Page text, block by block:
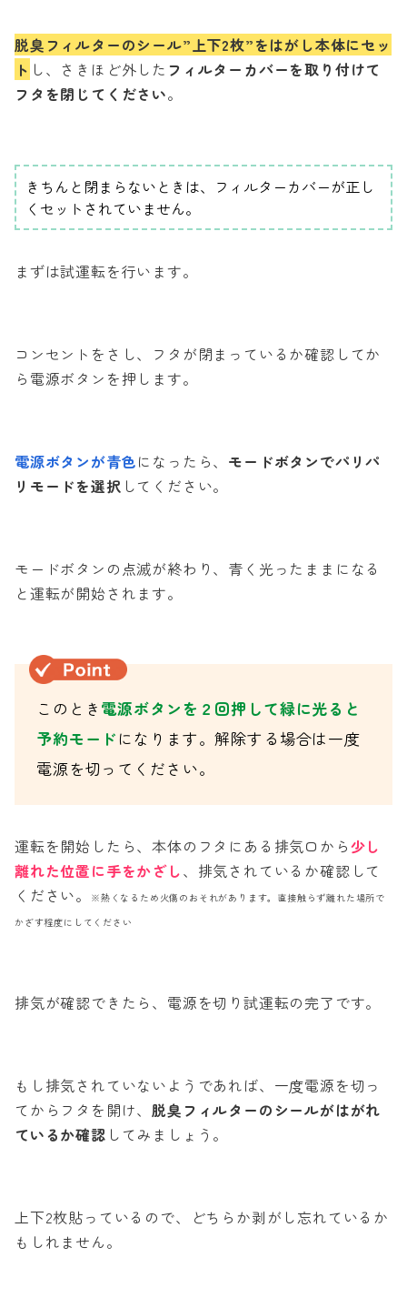
脱臭フィルターのシール”上下2枚”をはがし本体にセッ
ト し、さきほど外した フィルターカバーを取り付けて
フタを閉じてください。
きちんと閉まらないときは、フィルターカバーが正し
くセットされていません。
まずは試運転を行います。
コンセントをさし、フタが閉まっているか確認してか
ら電源ボタンを押します。
電源ボタンが青色になったら、 モードボタンでパリパ
リモードを選択 してください。
モードボタンの点滅が終わり、青く光ったままになる
と運転が開始されます。
このとき 電源ボタンを２回押して緑に光ると
予約モード になります。解除する場合は一度
電源を切ってください。
運転を開始したら、本体のフタにある排気口から少し
離れた位置に手をかざし、排気されているか確認して
ください。
※熱くなるため火傷のおそれがあります。直接触らず離れた場所で
かざす程度にしてください
排気が確認できたら、電源を切り試運転の完了です。
もし排気されていないようであれば、一度電源を切っ
てからフタを開け、脱臭フィルターのシールがはがれ
ているか確認 してみましょう。
上下2枚貼っているので、どちらか剥がし忘れているか
もしれません。